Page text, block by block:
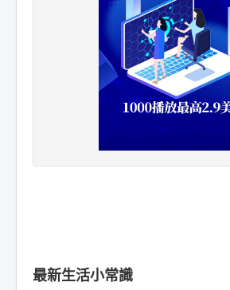
最新生活小常識